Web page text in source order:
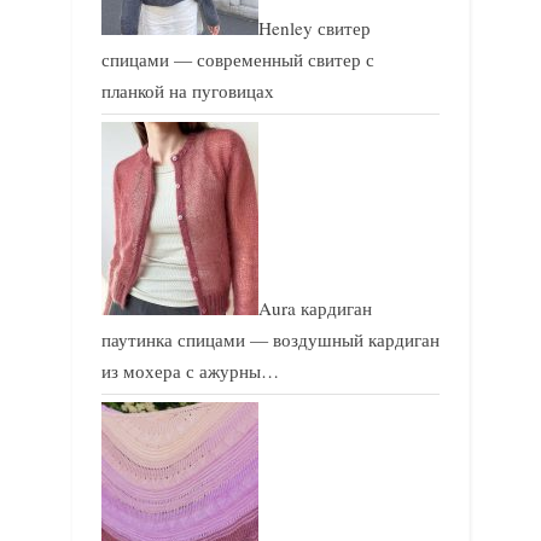
Henley свитер
спицами — современный свитер с
планкой на пуговицах
Aura кардиган
паутинка спицами — воздушный кардиган
из мохера с ажурны…